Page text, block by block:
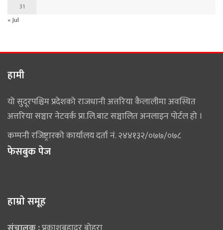
31
« Jul
हामी
यो सुदूरपश्चिम प्रदेशको राजधानी अत्तरिया कैलालीमा अवस्थित
अत्तरिया सञ्चार नेटवर्क प्रा.लि.बाट सञ्चालित अनलाइन पोर्टल हो ।
कम्पनी रजिष्ट्रारको कार्यालय दर्ता नं. २४४१३२/०७७/०७८
फेसबुक पेज
हाम्राे समूह